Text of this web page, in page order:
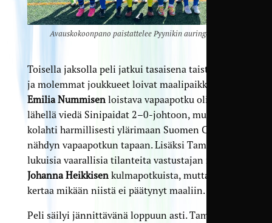
Avauskokoonpano paistattelee Pyynikin auringossa.
Toisella jaksolla peli jatkui tasaisena taisteluna,
ja molemmat joukkueet loivat maalipaikkoja.
Emilia Nummisen loistava vapaapotku oli todella
lähellä viedä Sinipaidat 2–0-johtoon, mutta pallo
kolahti harmillisesti ylärimaan Suomen Cupissa
nähdyn vapaapotkun tapaan. Lisäksi TamU loi
lukuisia vaarallisia tilanteita vastustajan maalille
Johanna Heikkisenkulmapotkuista, mutta tällä
kertaa mikään niistä ei päätynyt maaliin.
Peli säilyi jännittävänä loppuun asti. TamU pyrki